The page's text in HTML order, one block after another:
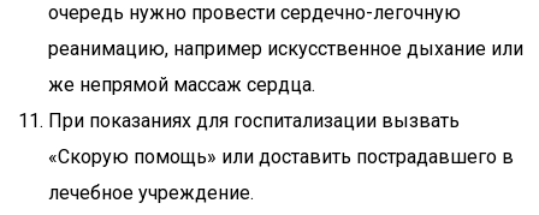
очередь нужно провести сердечно-легочную
реанимацию, например искусственное дыхание или
же непрямой массаж сердца.
При показаниях для госпитализации вызвать
«Скорую помощь» или доставить пострадавшего в
лечебное учреждение.